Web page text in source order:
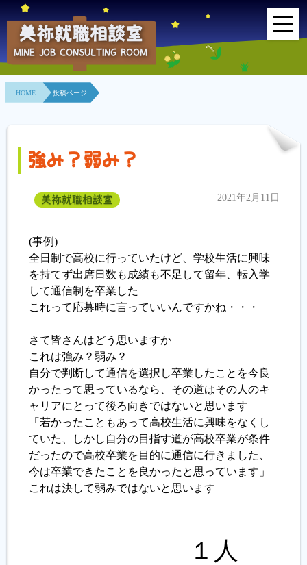
HOME
事業所紹介
相談室とは？
利用者の声
地域連携事業
求人情報検索
各種セミナー
履歴書ジェネレーター
美祢就職相談室
MINE JOB CONSULTING ROOM
HOME 投稿ページ
強み？弱み？
美祢就職相談室 2021年2月11日
(事例)
全日制で高校に行っていたけど、学校生活に興味
を持てず出席日数も成績も不足して留年、転入学
して通信制を卒業した
これって応募時に言っていいんですかね・・・
さて皆さんはどう思いますか
これは強み？弱み？
自分で判断して通信を選択し卒業したことを今良
かったって思っているなら、その道はその人のキ
ャリアにとって後ろ向きではないと思います
「若かったこともあって高校生活に興味をなくし
ていた、しかし自分の目指す道が高校卒業が条件
だったので高校卒業を目的に通信に行きました、
今は卒業できたことを良かったと思っています」
これは決して弱みではないと思います
１人